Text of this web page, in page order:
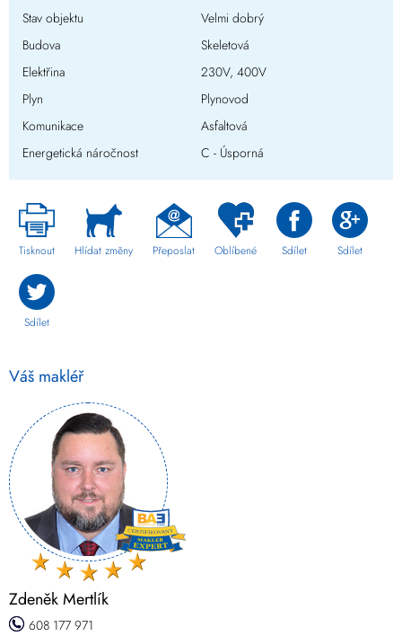
Stav objektu
Velmi dobrý
Budova
Skeletová
Elektřina
230V, 400V
Plyn
Plynovod
Komunikace
Asfaltová
Energetická náročnost
C - Úsporná
Tisknout Hlídat změny Přeposlat Oblíbené Sdílet Sdílet
Sdílet
Váš makléř
Zdeněk Mertlík
608 177 971